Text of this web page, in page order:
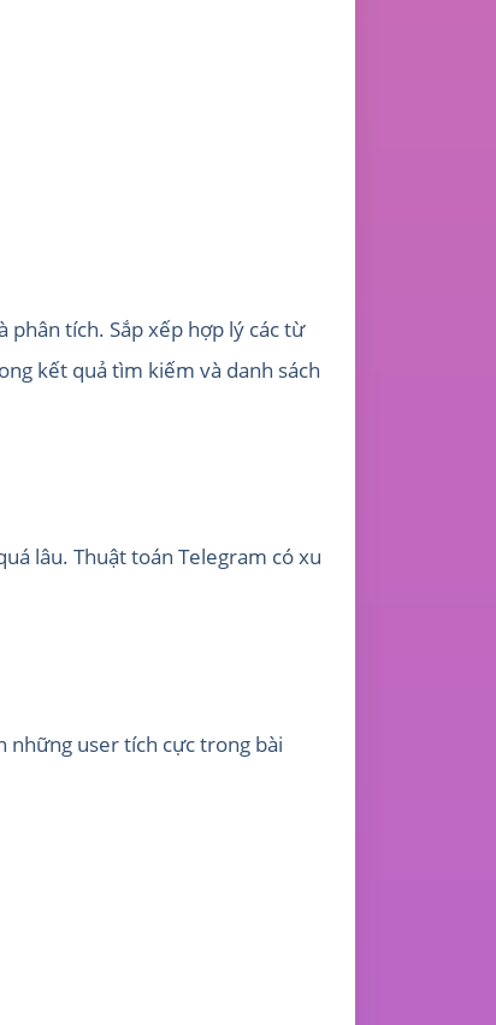
tích. Sắp xếp hợp lý các từ
kết quả tìm kiếm và danh sách
lâu. Thuật toán Telegram có xu
những user tích cực trong bài